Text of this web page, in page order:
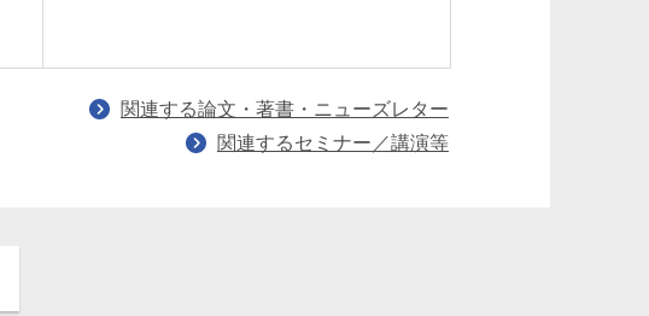
関連する論文・著書・ニューズレター
関連するセミナー／講演等